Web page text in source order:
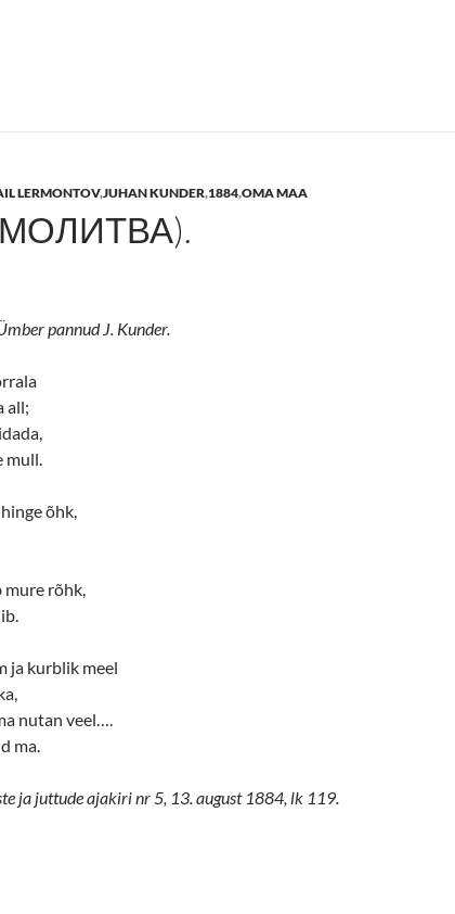
LERMONTOV,JUHAN KUNDER,1884,OMA MAA
(МОЛИТВА).
pannud J. Kunder.
all;
mull.
õhk,
mure rõhk,
ja kurblik meel
nutan veel….
ma.
ja juttude ajakiri nr 5, 13. august 1884, lk 119.